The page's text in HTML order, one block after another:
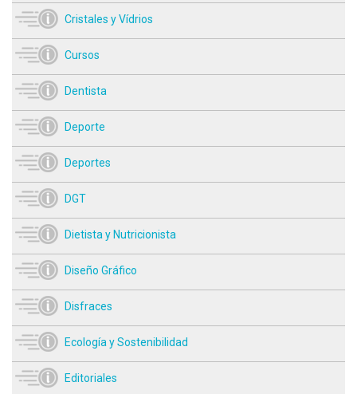
Cristales y Vídrios
Cursos
Dentista
Deporte
Deportes
DGT
Dietista y Nutricionista
Diseño Gráfico
Disfraces
Ecología y Sostenibilidad
Editoriales